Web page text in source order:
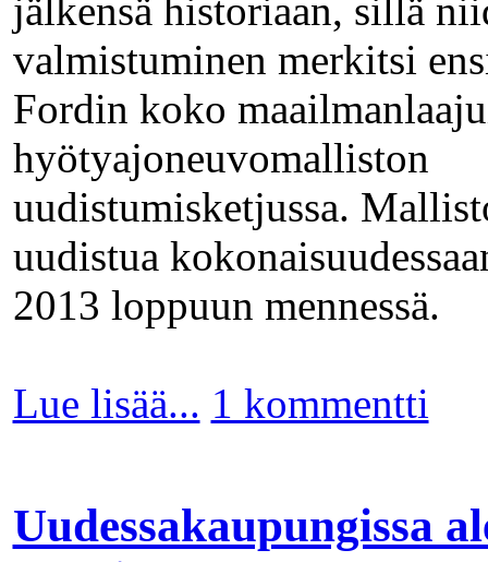
jälkensä historiaan, sillä
valmistuminen merkitsi
Fordin koko
hyötyajoneuvomalliston
uudistumisketjussa.
uudistua
2013 loppuun mennessä.
Lue lisää... 1 kommentti
Uudessakaupungissa